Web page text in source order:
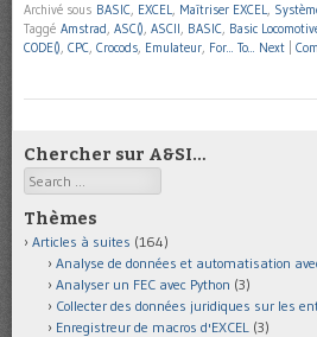
Archivé sous BASIC, EXCEL, Maîtriser EXCEL,
Taggé Amstrad, ASC(), ASCII, BASIC, Basic
CODE(), CPC, Crocods, Emulateur, For... To... Next
Chercher sur A&SI…
Search
Thèmes
Articles à suites (164)
Analyse de données et automatisation
Analyser un FEC avec Python (3)
Collecter des données juridiques sur les
Enregistreur de macros d'EXCEL (3)